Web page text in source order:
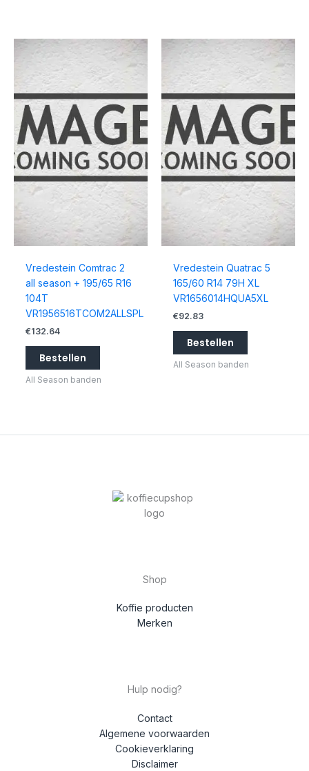
Vredestein Comtrac 2
all season + 195/65 R16
104T
VR1956516TCOM2ALLSPL
€132.64
Bestellen
All Season banden
Vredestein Quatrac 5
165/60 R14 79H XL
VR1656014HQUA5XL
€92.83
Bestellen
All Season banden
Shop
Koffie producten
Merken
Hulp nodig?
Contact
Algemene voorwaarden
Cookieverklaring
Disclaimer